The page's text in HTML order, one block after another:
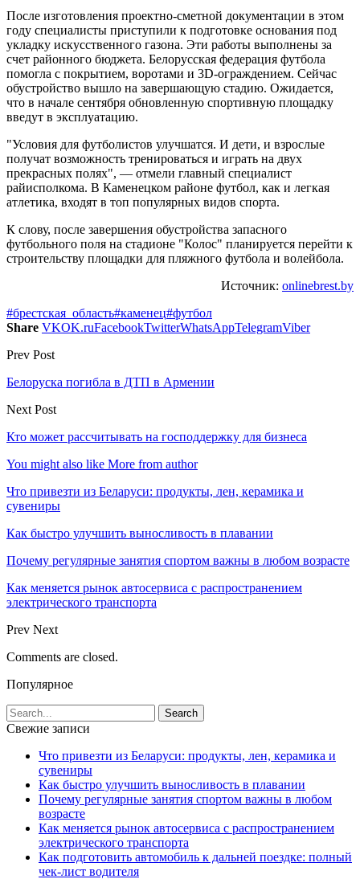
После изготовления проектно-сметной документации в этом
году специалисты приступили к подготовке основания под
укладку искусственного газона. Эти работы выполнены за
счет районного бюджета. Белорусская федерация футбола
помогла с покрытием, воротами и 3D-ограждением. Сейчас
обустройство вышло на завершающую стадию. Ожидается,
что в начале сентября обновленную спортивную площадку
введут в эксплуатацию.
"Условия для футболистов улучшатся. И дети, и взрослые
получат возможность тренироваться и играть на двух
прекрасных полях", — отмели главный специалист
райисполкома. В Каменецком районе футбол, как и легкая
атлетика, входят в топ популярных видов спорта.
К слову, после завершения обустройства запасного
футбольного поля на стадионе "Колос" планируется перейти к
строительству площадки для пляжного футбола и волейбола.
Источник: onlinebrest.by
#брестская_область#каменец#футбол
Share VKOK.ruFacebookTwitterWhatsAppTelegramViber
Prev Post
Белоруска погибла в ДТП в Армении
Next Post
Кто может рассчитывать на господдержку для бизнеса
You might also like More from author
Что привезти из Беларуси: продукты, лен, керамика и
сувениры
Как быстро улучшить выносливость в плавании
Почему регулярные занятия спортом важны в любом возрасте
Как меняется рынок автосервиса с распространением
электрического транспорта
Prev Next
Comments are closed.
Популярное
Свежие записи
Что привезти из Беларуси: продукты, лен, керамика и
сувениры
Как быстро улучшить выносливость в плавании
Почему регулярные занятия спортом важны в любом
возрасте
Как меняется рынок автосервиса с распространением
электрического транспорта
Как подготовить автомобиль к дальней поездке: полный
чек-лист водителя